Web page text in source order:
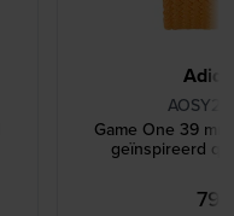
Game One 39
geïnspireerd
79,-